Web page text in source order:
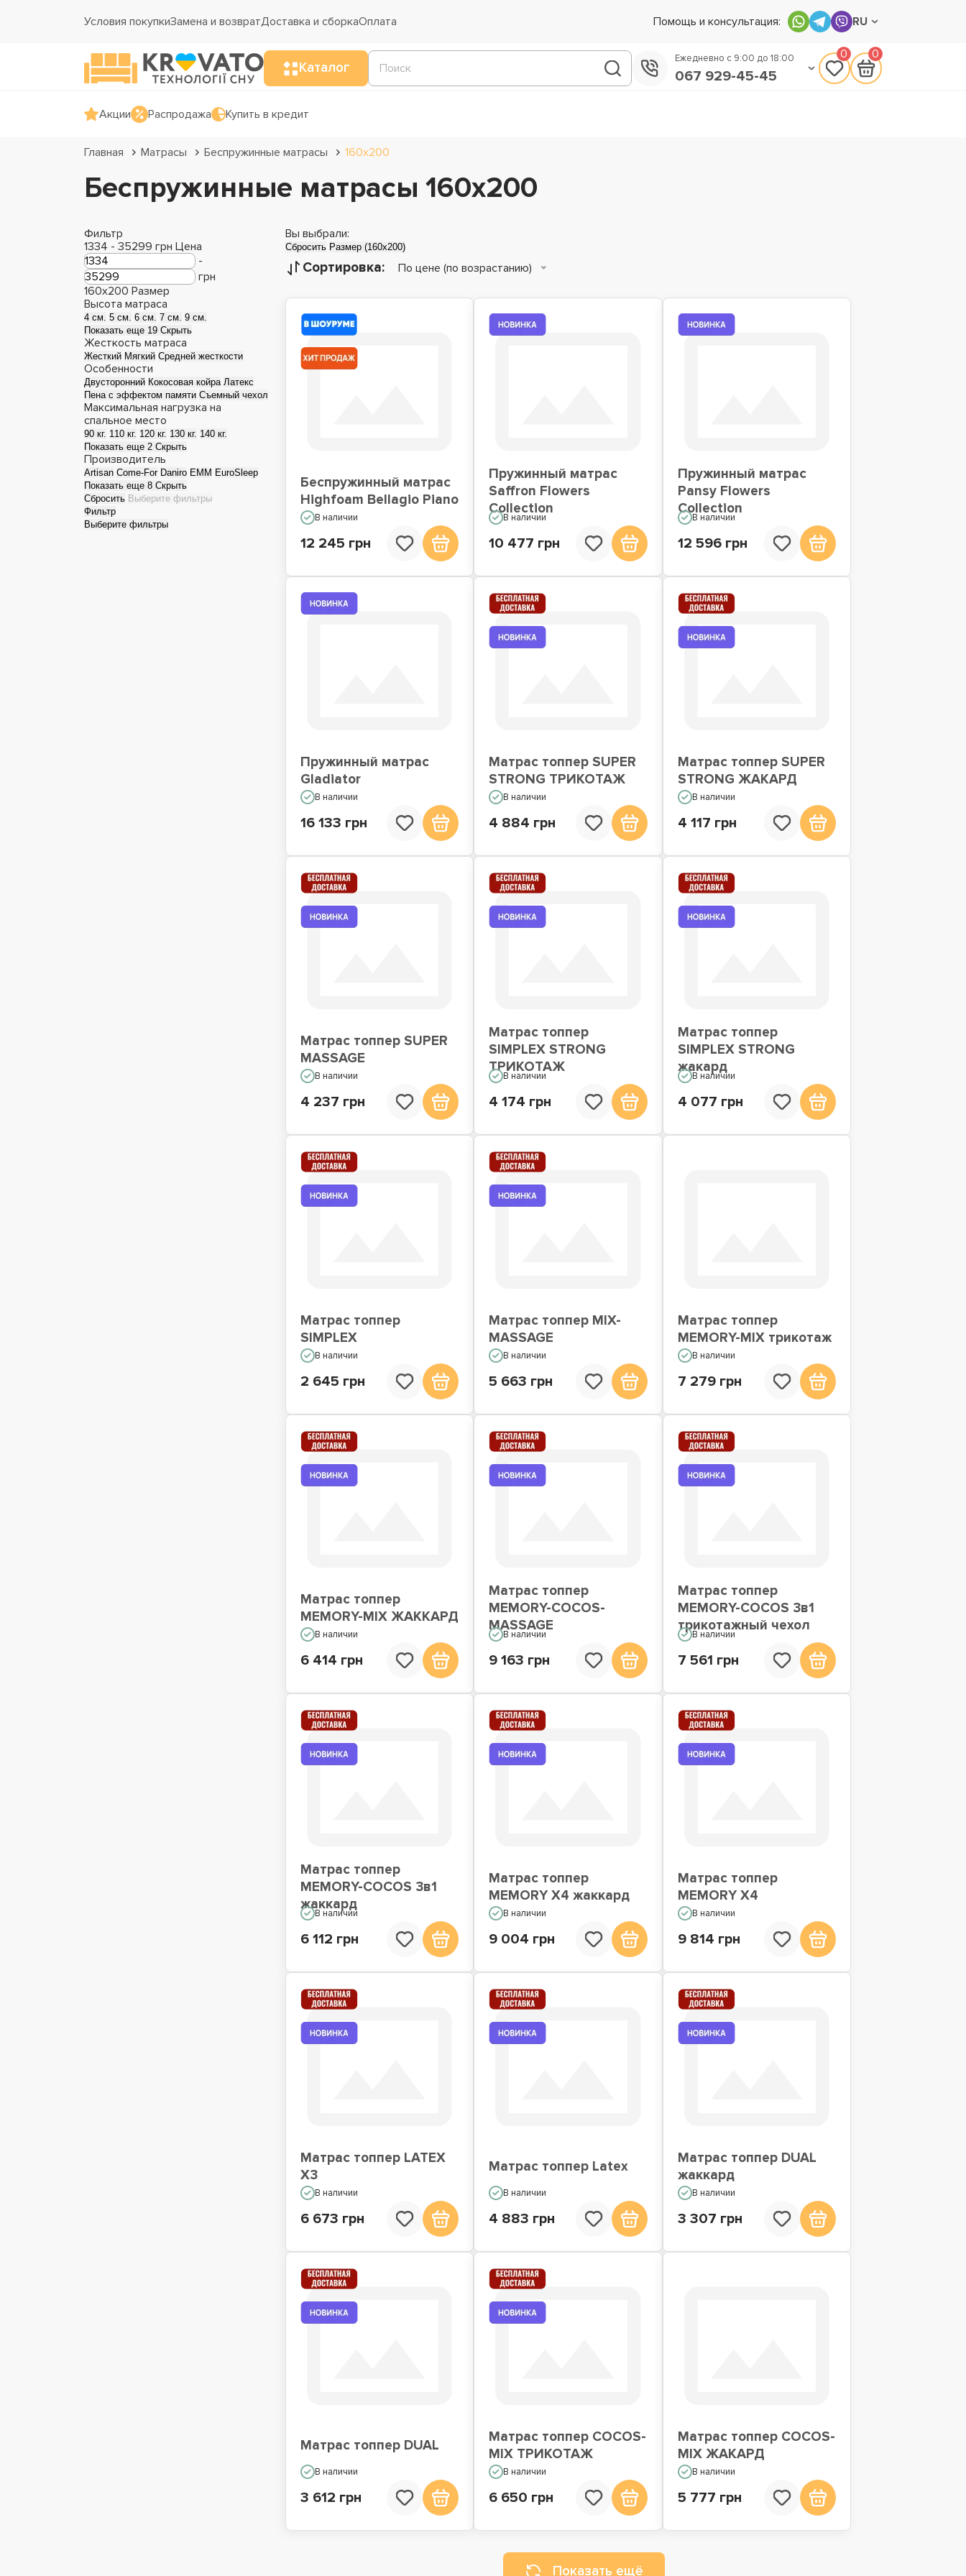
Условия покупкиЗамена и возвратДоставка и сборкаОплата Помощь и консультация: RU
Каталог
Ежедневно с 9:00 до 18:00
067 929-45-45
0 0
Акции Распродажа Купить в кредит
Главная Матрасы Беспружинные матрасы 160х200
Беспружинные матрасы 160х200
Фильтр
1334 - 35299 грн Цена
-
грн
160x200 Размер
Высота матраса
4 см. 5 см. 6 см. 7 см. 9 см.
Показать еще 19 Скрыть
Жесткость матраса
Жесткий Мягкий Средней жесткости
Особенности
Двусторонний Кокосовая койра Латекс
Пена с эффектом памяти Съемный чехол
Максимальная нагрузка на
спальное место
90 кг. 110 кг. 120 кг. 130 кг. 140 кг.
Показать еще 2 Скрыть
Производитель
Artisan Come-For Daniro EMM EuroSleep
Показать еще 8 Скрыть
Сбросить Выберите фильтры
Фильтр
Выберите фильтры
Вы выбрали:
Сбросить Размер (160x200)
Сортировка: По цене (по возрастанию)
Беспружинный матрас
Highfoam Bellagio Piano
В наличии
12 245 грн
Пружинный матрас
Saffron Flowers
Collection
В наличии
10 477 грн
Пружинный матрас
Pansy Flowers
Collection
В наличии
12 596 грн
Пружинный матрас
Gladiator
В наличии
16 133 грн
Матрас топпер SUPER
STRONG ТРИКОТАЖ
В наличии
4 884 грн
Матрас топпер SUPER
STRONG ЖАКАРД
В наличии
4 117 грн
Матрас топпер SUPER
MASSAGE
В наличии
4 237 грн
Матрас топпер
SIMPLEX STRONG
ТРИКОТАЖ
В наличии
4 174 грн
Матрас топпер
SIMPLEX STRONG
жакард
В наличии
4 077 грн
Матрас топпер
SIMPLEX
В наличии
2 645 грн
Матрас топпер MIX-
MASSAGE
В наличии
5 663 грн
Матрас топпер
MEMORY-MIX трикотаж
В наличии
7 279 грн
Матрас топпер
MEMORY-MIX ЖАККАРД
В наличии
6 414 грн
Матрас топпер
MEMORY-COCOS-
MASSAGE
В наличии
9 163 грн
Матрас топпер
MEMORY-COCOS 3в1
трикотажный чехол
В наличии
7 561 грн
Матрас топпер
MEMORY-COCOS 3в1
жаккард
В наличии
6 112 грн
Матрас топпер
MEMORY X4 жаккард
В наличии
9 004 грн
Матрас топпер
MEMORY X4
В наличии
9 814 грн
Матрас топпер LATEX
X3
В наличии
6 673 грн
Матрас топпер Latex
В наличии
4 883 грн
Матрас топпер DUAL
жаккард
В наличии
3 307 грн
Матрас топпер DUAL
В наличии
3 612 грн
Матрас топпер COCOS-
MIX ТРИКОТАЖ
В наличии
6 650 грн
Матрас топпер COCOS-
MIX ЖАКАРД
В наличии
5 777 грн
Показать ещё